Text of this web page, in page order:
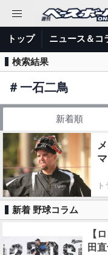
トップ ニュース＆コ
検索結果
＃ 一石二鳥
新着順
新着 野球コラム
【
田